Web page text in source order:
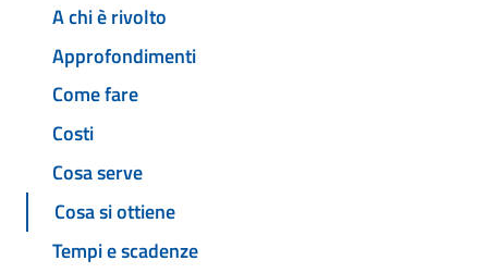
A chi è rivolto
Approfondimenti
Come fare
Costi
Cosa serve
Cosa si ottiene
Tempi e scadenze